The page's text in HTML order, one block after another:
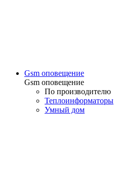
Gsm оповещение
Gsm оповещение
По производителю
Теплоинформаторы
Умный дом